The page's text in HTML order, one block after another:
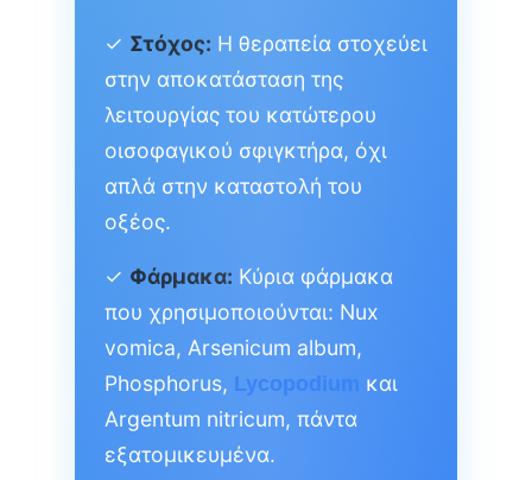
✓ Στόχος: Η θεραπεία στοχεύει
στην αποκατάσταση της
λειτουργίας του κατώτερου
οισοφαγικού σφιγκτήρα, όχι
απλά στην καταστολή του
οξέος.
✓ Φάρμακα: Κύρια φάρμακα
που χρησιμοποιούνται: Nux
vomica, Arsenicum album,
Phosphorus, Lycopodium
και
Argentum nitricum, πάντα
εξατομικευμένα.